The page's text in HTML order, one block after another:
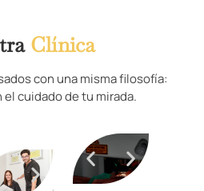
Clínica
con una misma filosofía:
el cuidado de tu mirada.